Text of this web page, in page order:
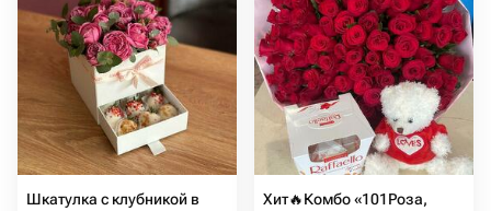
Шкатулка с клубникой в
Хит🔥Комбо «101Роза,